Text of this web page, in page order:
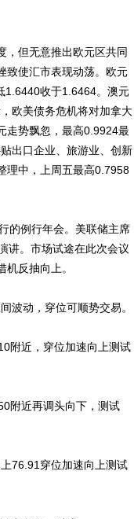
但无意推出欧元区共同
致使汇市表现动荡。欧元
1.6440收于1.6464。澳元
欧美债务危机将对加拿大
走势飘忽，最高0.9924最
出口企业、旅游业、创新
理中，上周五最高0.7958
例行年会。美联储主席
讲。市场试途在此次会议
反抽向上。
动，穿位可顺势交易。
附近，穿位加速向上测试
附近再调头向下，测试
76.91穿位加速向上测试